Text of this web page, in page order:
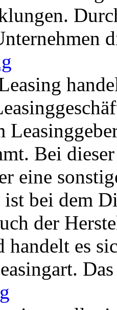
Bei
eine
ist bei dem
der
handelt es